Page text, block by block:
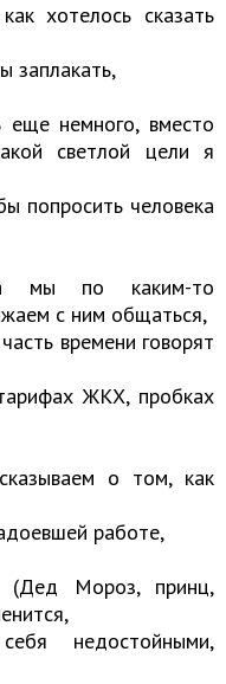
хотелось сказать
заплакать,
еще немного, вместо
светлой цели я
попросить человека
а мы по каким-то
с ним общаться,
времени говорят
ЖКХ, пробках
о том, как
работе,
Мороз, принц,
недостойными,